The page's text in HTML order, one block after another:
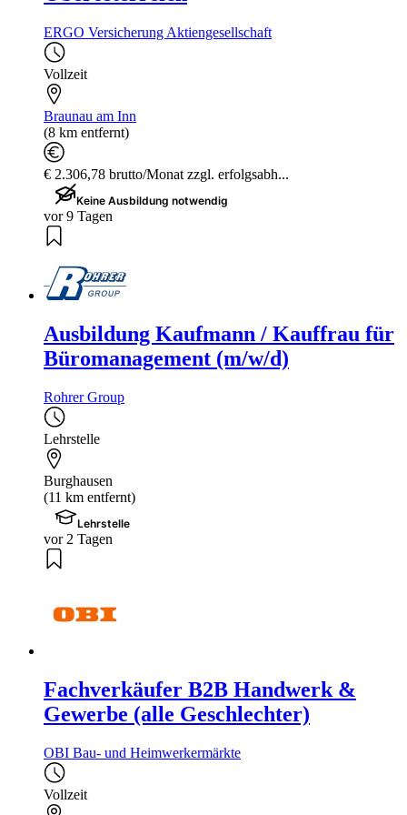
ERGO Versicherung Aktiengesellschaft
Vollzeit
Braunau am Inn
(8 km entfernt)
€ 2.306,78 brutto/Monat zzgl. erfolgsabh...
Keine Ausbildung notwendig
vor 9 Tagen
Ausbildung Kaufmann / Kauffrau für
Büromanagement (m/w/d)
Rohrer Group
Lehrstelle
Burghausen
(11 km entfernt)
Lehrstelle
vor 2 Tagen
Fachverkäufer B2B Handwerk &
Gewerbe (alle Geschlechter)
OBI Bau- und Heimwerkermärkte
Vollzeit